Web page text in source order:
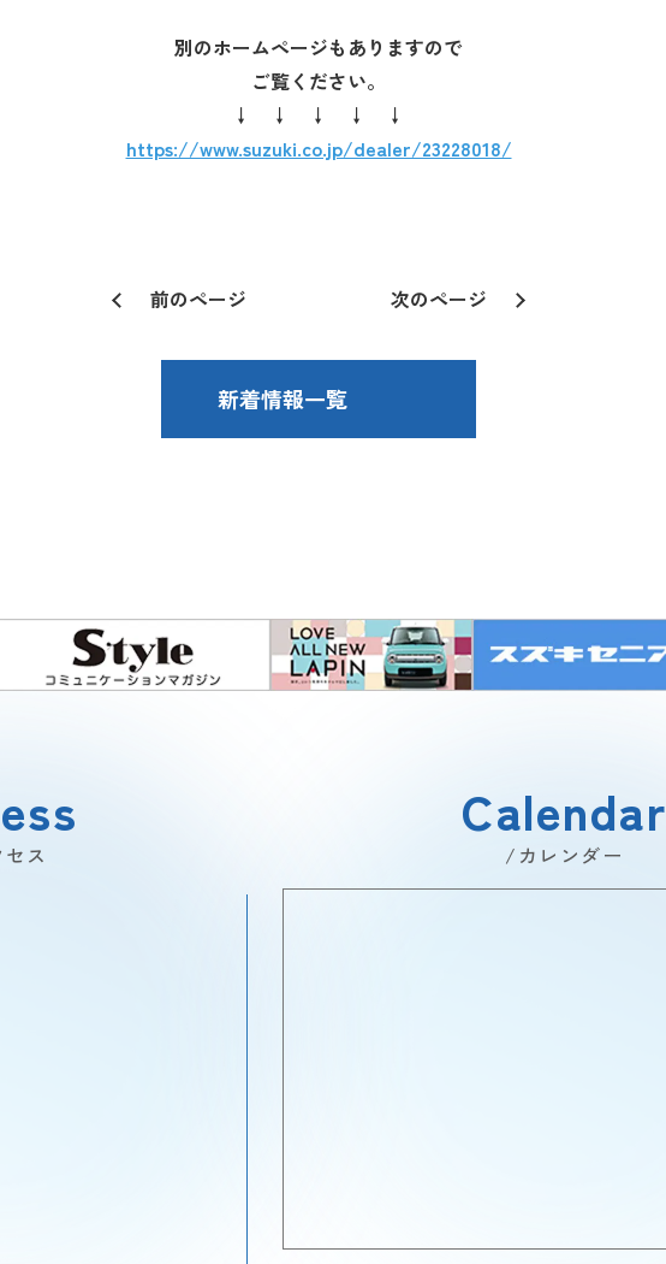
別のホームページもありますので
ご覧ください。
↓ ↓ ↓ ↓ ↓
https://www.suzuki.co.jp/dealer/23228018/
前のページ 次のページ
新着情報一覧
ス
Calendar
/カレンダー